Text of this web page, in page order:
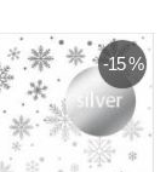
-15 %